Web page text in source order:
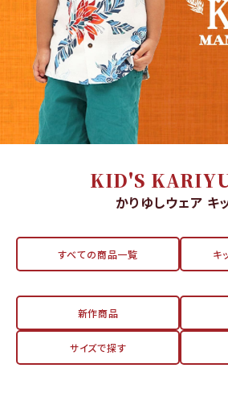
KID'S
かりゆしウェア キ
すべての商品一覧 キ
新作商品
サイズで探す